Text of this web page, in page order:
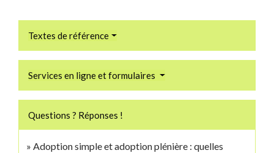
Textes de référence
Services en ligne et formulaires
Questions ? Réponses !
Adoption simple et adoption plénière : quelles